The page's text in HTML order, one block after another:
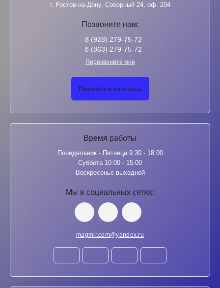
г. Ростов-на-Дону, Соборный 24, оф. 204
Позвоните нам:
8 (928) 279-75-72
8 (863) 279-75-72
Перезвоните мне
Перейти в контакты
Время работы
Понедельник - Пятница 9:30 - 18:00
Суббота 10:00 - 15:00
Воскресенье выходной
Мы в социальных сетях:
magmir.com@yandex.ru